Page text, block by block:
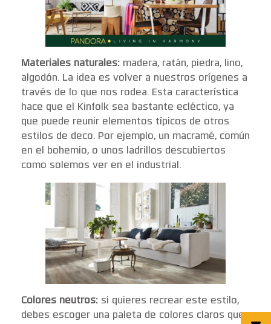
Materiales naturales: madera, ratán, piedra, lino,
algodón. La idea es volver a nuestros orígenes a
través de lo que nos rodea. Esta característica
hace que el Kinfolk sea bastante ecléctico, ya
que puede reunir elementos típicos de otros
estilos de deco. Por ejemplo, un macramé, común
en el bohemio, o unos ladrillos descubiertos
como solemos ver en el industrial.
Colores neutros: si quieres recrear este estilo,
debes escoger una paleta de colores claros que